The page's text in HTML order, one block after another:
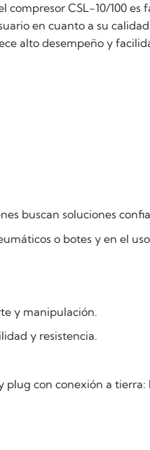
compresor CSL-10/100
en cuanto a su
alto desempeño y
buscan soluciones
o botes y en el
y manipulación.
y resistencia.
plug con conexión a tierra: